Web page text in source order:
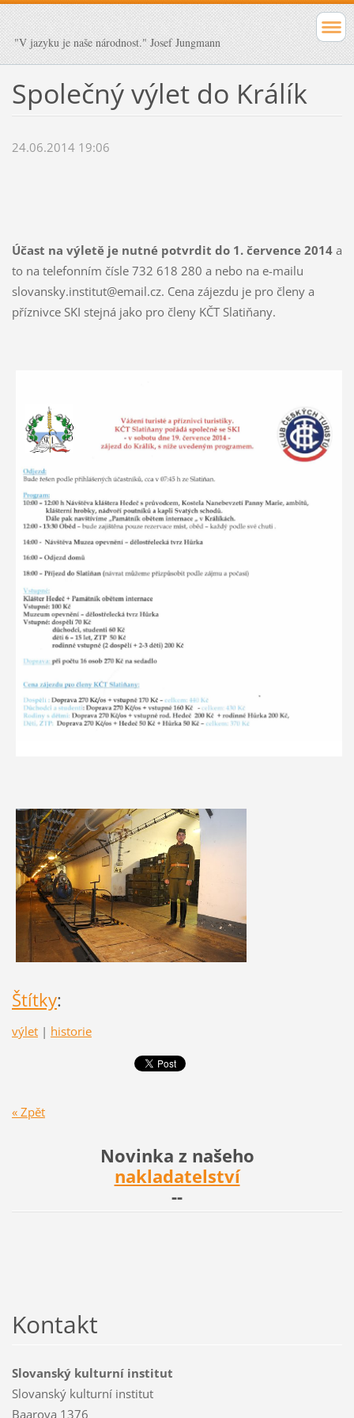
"V jazyku je naše národnost." Josef Jungmann
Společný výlet do Králík
24.06.2014 19:06
Účast na výletě je nutné potvrdit do 1. července 2014 a
to na telefonním čísle 732 618 280 a nebo na e-mailu
slovansky.institut@email.cz. Cena zájezdu je pro členy a
příznivce SKI stejná jako pro členy KČT Slatiňany.
Štítky:
výlet | historie
« Zpět
Novinka z našeho
nakladatelství
--
Kontakt
Slovanský kulturní institut
Slovanský kulturní institut
Baarova 1376